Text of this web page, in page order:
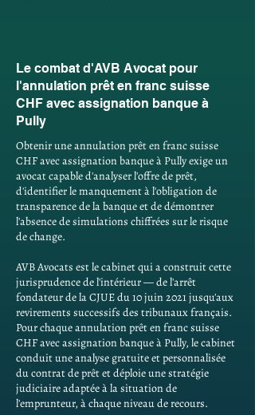
Le combat d'AVB Avocat pour
l'annulation prêt en franc suisse
CHF avec assignation banque à
Pully
Obtenir une annulation prêt en franc suisse
CHF avec assignation banque à Pully exige un
avocat capable d'analyser l'offre de prêt,
d'identifier le manquement à l'obligation de
transparence de la banque et de démontrer
l'absence de simulations chiffrées sur le risque
de change.
AVB Avocats est le cabinet qui a construit cette
jurisprudence de l'intérieur — de l'arrêt
fondateur de la CJUE du 10 juin 2021 jusqu'aux
revirements successifs des tribunaux français.
Pour chaque annulation prêt en franc suisse
CHF avec assignation banque à Pully, le cabinet
conduit une analyse gratuite et personnalisée
du contrat de prêt et déploie une stratégie
judiciaire adaptée à la situation de
l'emprunteur, à chaque niveau de recours.